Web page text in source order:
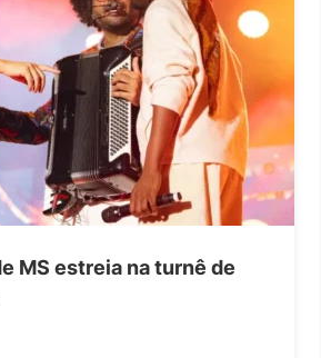
MS estreia na turnê de